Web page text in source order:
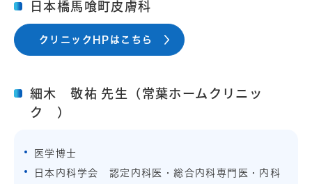
日本橋馬喰町皮膚科
クリニックHPはこちら
細木 敬祐 先生（常葉ホームクリニッ
ク ）
医学博士
日本内科学会 認定内科医・総合内科専門医・内科